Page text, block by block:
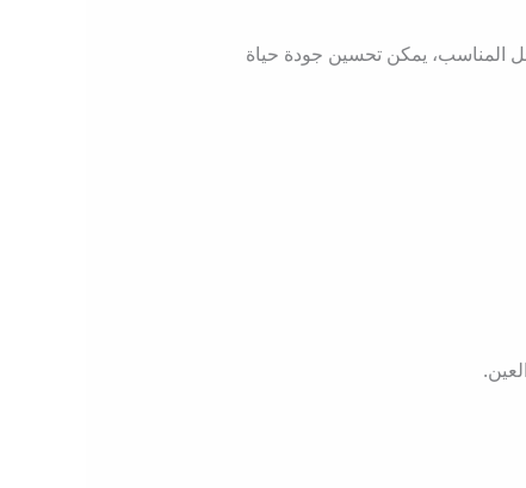
المناسب، يمكن تحسين جودة حياة